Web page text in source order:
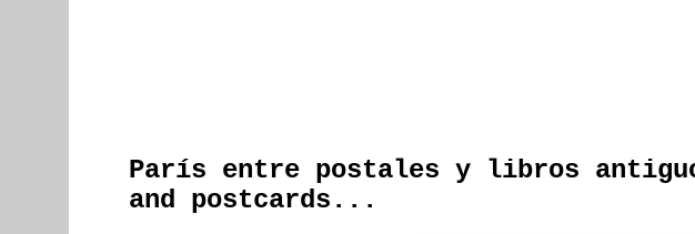
París entre postales y libros
and postcards...